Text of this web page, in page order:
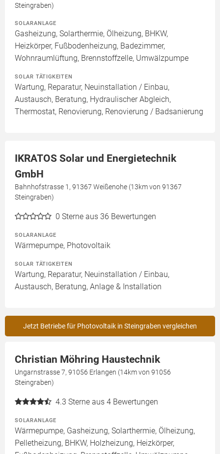
Steingraben)
SOLARANLAGE
Gasheizung, Solarthermie, Ölheizung, BHKW,
Heizkörper, Fußbodenheizung, Badezimmer,
Wohnraumlüftung, Brennstoffzelle, Umwälzpumpe
SOLAR TÄTIGKEITEN
Wartung, Reparatur, Neuinstallation / Einbau,
Austausch, Beratung, Hydraulischer Abgleich,
Thermostat, Renovierung, Renovierung / Badsanierung
IKRATOS Solar und Energietechnik
GmbH
Bahnhofstrasse 1, 91367 Weißenohe (13km von 91367
Steingraben)
0 Sterne aus 36 Bewertungen
SOLARANLAGE
Wärmepumpe, Photovoltaik
SOLAR TÄTIGKEITEN
Wartung, Reparatur, Neuinstallation / Einbau,
Austausch, Beratung, Anlage & Installation
Jetzt Betriebe für Photovoltaik in Steingraben vergleichen
Christian Möhring Haustechnik
Ungarnstrasse 7, 91056 Erlangen (14km von 91056
Steingraben)
4.3 Sterne aus 4 Bewertungen
SOLARANLAGE
Wärmepumpe, Gasheizung, Solarthermie, Ölheizung,
Pelletheizung, BHKW, Holzheizung, Heizkörper,